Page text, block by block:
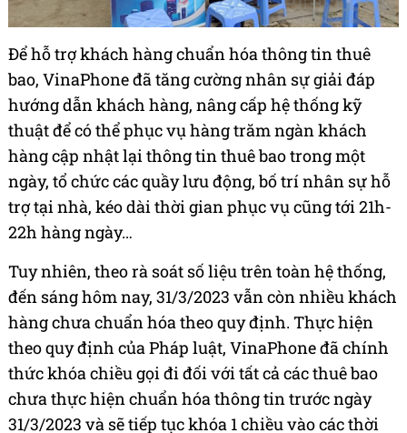
Để hỗ trợ khách hàng chuẩn hóa thông tin thuê
bao, VinaPhone đã tăng cường nhân sự giải đáp
hướng dẫn khách hàng, nâng cấp hệ thống kỹ
thuật để có thể phục vụ hàng trăm ngàn khách
hàng cập nhật lại thông tin thuê bao trong một
ngày, tổ chức các quầy lưu động, bố trí nhân sự hỗ
trợ tại nhà, kéo dài thời gian phục vụ cũng tới 21h-
22h hàng ngày…
Tuy nhiên, theo rà soát số liệu trên toàn hệ thống,
đến sáng hôm nay, 31/3/2023 vẫn còn nhiều khách
hàng chưa chuẩn hóa theo quy định. Thực hiện
theo quy định của Pháp luật, VinaPhone đã chính
thức khóa chiều gọi đi đối với tất cả các thuê bao
chưa thực hiện chuẩn hóa thông tin trước ngày
31/3/2023 và sẽ tiếp tục khóa 1 chiều vào các thời